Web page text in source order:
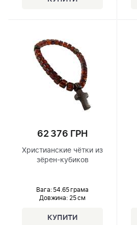
62 376 ГРН
Христианские чётки из
зёрен-кубиков
Вага: 54.65 грама
Довжина:25 см